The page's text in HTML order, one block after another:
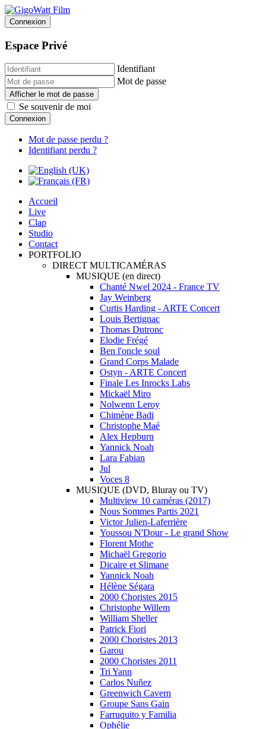
Connexion
Espace Privé
Identifiant
Mot de passe
Afficher le mot de passe
Se souvenir de moi
Connexion
Mot de passe perdu ?
Identifiant perdu ?
Accueil
Live
Clap
Studio
Contact
PORTFOLIO
DIRECT MULTICAMÉRAS
MUSIQUE (en direct)
Chanté Nwel 2024 - France TV
Jay Weinberg
Curtis Harding - ARTE Concert
Louis Bertignac
Thomas Dutronc
Elodie Frégé
Ben l'oncle soul
Grand Corps Malade
Ostyn - ARTE Concert
Finale Les Inrocks Labs
Mickaël Miro
Nolwenn Leroy
Chimène Badi
Christophe Maé
Alex Hepburn
Yannick Noah
Lara Fabian
Jul
Voces 8
MUSIQUE (DVD, Bluray ou TV)
Multiview 10 caméras (2017)
Nous Sommes Partis 2021
Victor Julien-Laferrière
Youssou N'Dour - Le grand Show
Florent Mothe
Michaël Gregorio
Dicaire et Slimane
Yannick Noah
Hélène Ségara
2000 Choristes 2015
Christophe Willem
William Sheller
Patrick Fiori
2000 Choristes 2013
Garou
2000 Choristes 2011
Tri Yann
Carlos Nuñez
Greenwich Cavern
Groupe Sans Gain
Farruquito y Familia
Ophélie